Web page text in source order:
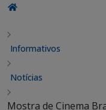
Informativos
Notícias
Mostra de Cinema